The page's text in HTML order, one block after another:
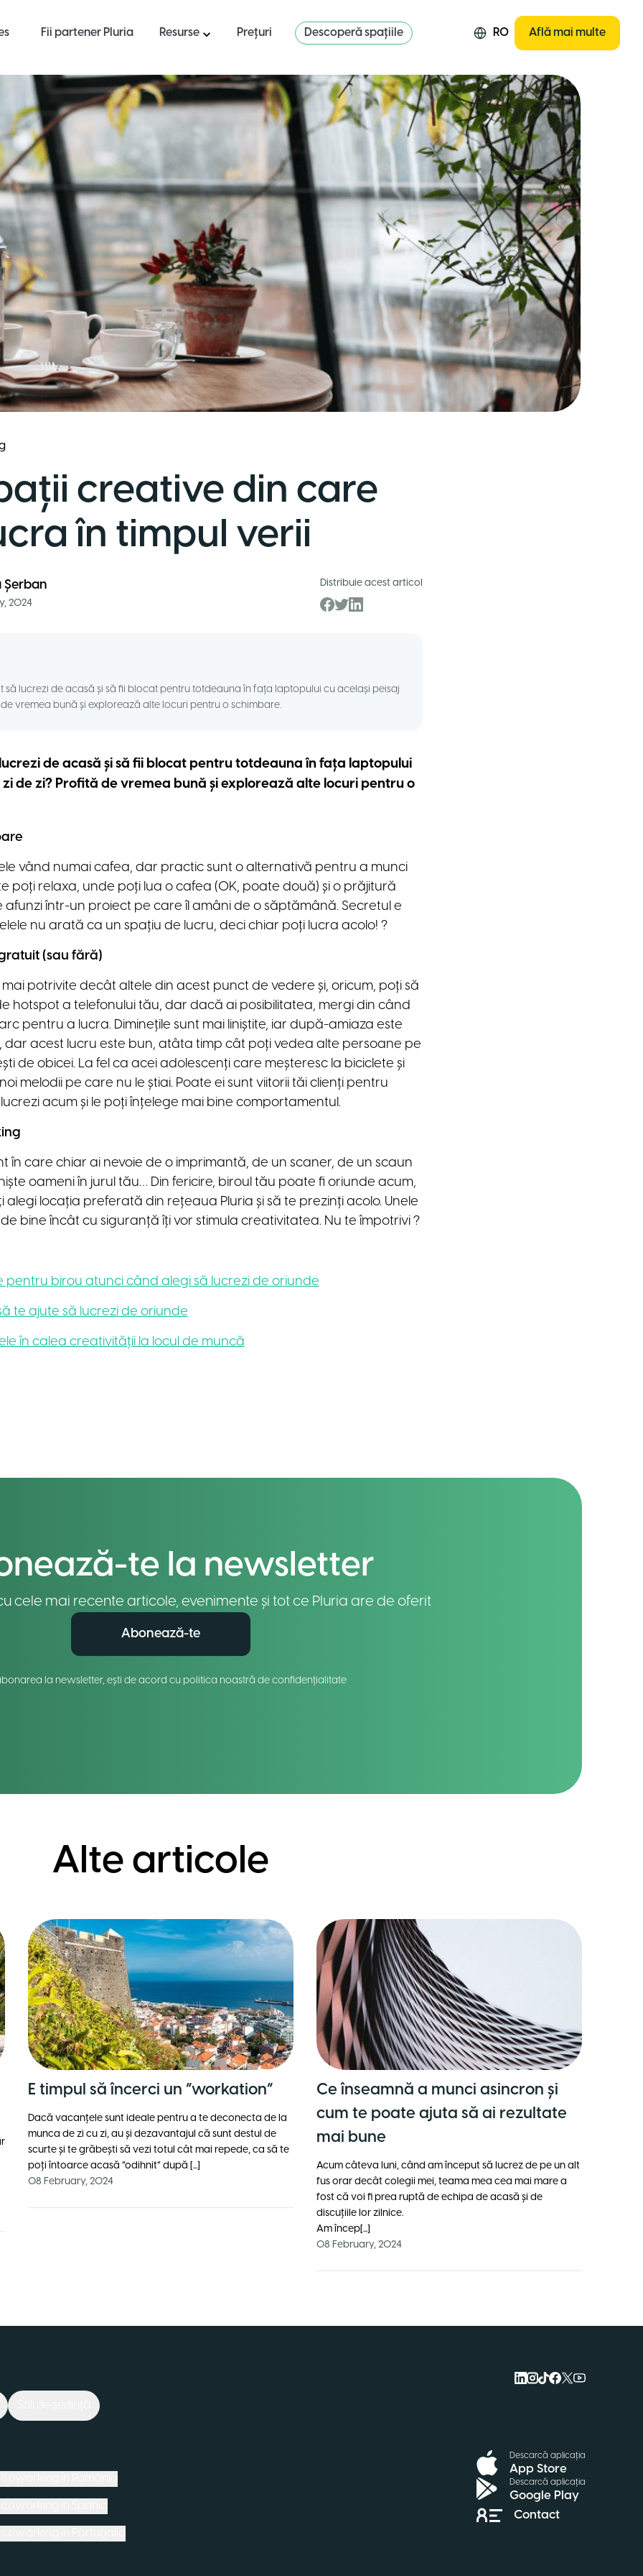
Fii partener Pluria Resurse Prețuri Descoperă spațiile RO Află mai multe
creative din care
în timpul verii
Șerban
2024
Distribuie acest articol
să lucrezi de acasă și să fii blocat pentru totdeauna în fața laptopului cu același peisaj
de vremea bună și explorează alte locuri pentru o schimbare.
de acasă și să fii blocat pentru totdeauna în fața laptopului
zi de zi? Profită de vremea bună și explorează alte locuri pentru o
vând numai cafea, dar practic sunt o alternativă pentru a munci
poți relaxa, unde poți lua o cafea (OK, poate două) și o prăjitură
afunzi într-un proiect pe care îl amâni de o săptămână. Secretul e
nu arată ca un spațiu de lucru, deci chiar poți lucra acolo! ?
(sau fără)
mai potrivite decât altele din acest punct de vedere și, oricum, poți să
hotspot a telefonului tău, dar dacă ai posibilitatea, mergi din când
pentru a lucra. Diminețile sunt mai liniștite, iar după-amiaza este
dar acest lucru este bun, atâta timp cât poți vedea alte persoane pe
de obicei. La fel ca acei adolescenți care meșteresc la biciclete și
melodii pe care nu le știai. Poate ei sunt viitorii tăi clienți pentru
acum și le poți înțelege mai bine comportamentul.
în care chiar ai nevoie de o imprimantă, de un scaner, de un scaun
oameni în jurul tău… Din fericire, biroul tău poate fi oriunde acum,
alegi locația preferată din rețeaua Pluria și să te prezinți acolo. Unele
bine încât cu siguranță îți vor stimula creativitatea. Nu te împotrivi ?
pentru birou atunci când alegi să lucrezi de oriunde
te ajute să lucrezi de oriunde
în calea creativității la locul de muncă
te la newsletter
cele mai recente articole, evenimente și tot ce Pluria are de oferit
Abonează-te
la newsletter, ești de acord cu politica noastră de confidențialitate
Alte articole
E timpul să încerci un ”workation”
Dacă vacanțele sunt ideale pentru a te deconecta de la
munca de zi cu zi, au și dezavantajul că sunt destul de
scurte și te grăbești să vezi totul cât mai repede, ca să te
poți întoarce acasă ”odihnit” după [...]
08 February, 2024
Ce înseamnă a munci asincron și
cum te poate ajuta să ai rezultate
mai bune
Acum câteva luni, când am început să lucrez de pe un alt
fus orar decât colegii mei, teama mea cea mai mare a
fost că voi fi prea ruptă de echipa de acasă și de
discuțiile lor zilnice.
Am încep[...]
08 February, 2024
Descarcă aplicația
App Store
Descarcă aplicația
Google Play
Contact